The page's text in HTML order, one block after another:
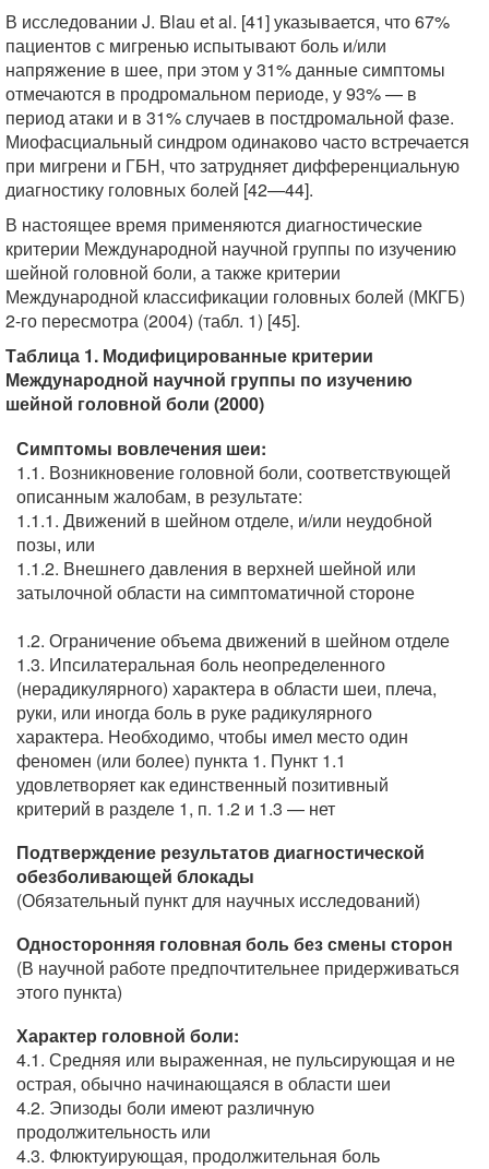
В исследовании J. Blau et al. [41] указывается, что 67%
пациентов с мигренью испытывают боль и/или
напряжение в шее, при этом у 31% данные симптомы
отмечаются в продромальном периоде, у 93% — в
период атаки и в 31% случаев в постдромальной фазе.
Миофасциальный синдром одинаково часто встречается
при мигрени и ГБН, что затрудняет дифференциальную
диагностику головных болей [42—44].
В настоящее время применяются диагностические
критерии Международной научной группы по изучению
шейной головной боли, а также критерии
Международной классификации головных болей (МКГБ)
2-го пересмотра (2004) (табл. 1) [45].
Таблица 1. Модифицированные критерии
Международной научной группы по изучению
шейной головной боли (2000)
Симптомы вовлечения шеи:
1.1. Возникновение головной боли, соответствующей
описанным жалобам, в результате:
1.1.1. Движений в шейном отделе, и/или неудобной
позы, или
1.1.2. Внешнего давления в верхней шейной или
затылочной области на симптоматичной стороне
1.2. Ограничение объема движений в шейном отделе
1.3. Ипсилатеральная боль неопределенного
(нерадикулярного) характера в области шеи, плеча,
руки, или иногда боль в руке радикулярного
характера. Необходимо, чтобы имел место один
феномен (или более) пункта 1. Пункт 1.1
удовлетворяет как единственный позитивный
критерий в разделе 1, п. 1.2 и 1.3 — нет
Подтверждение результатов диагностической
обезболивающей блокады
(Обязательный пункт для научных исследований)
Односторонняя головная боль без смены сторон
(В научной работе предпочтительнее придерживаться
этого пункта)
Характер головной боли:
4.1. Средняя или выраженная, не пульсирующая и не
острая, обычно начинающаяся в области шеи
4.2. Эпизоды боли имеют различную
продолжительность или
4.3. Флюктуирующая, продолжительная боль